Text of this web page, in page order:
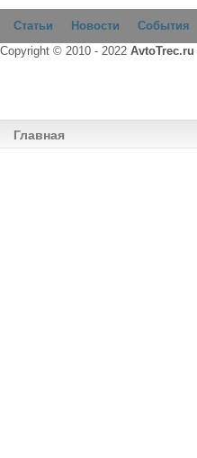
Статьи Новости События
Copyright © 2010 - 2022 AvtoTrec.ru
Главная